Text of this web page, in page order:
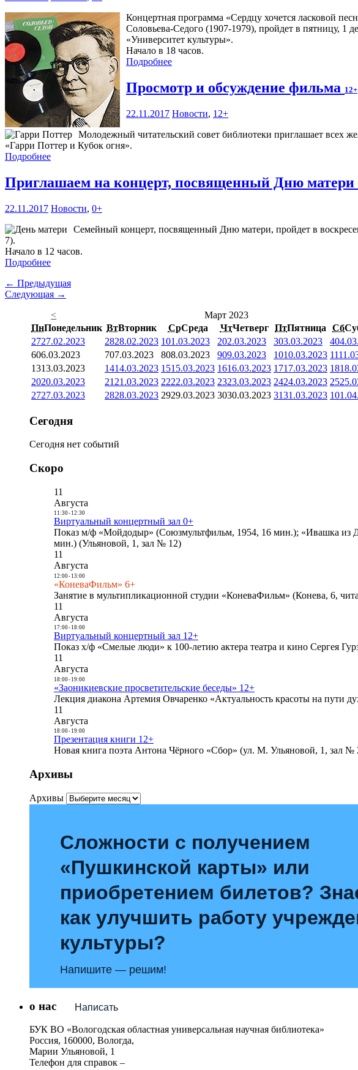
Концертная программа «Сердцу хочется ласковой
Соловьева-Седого (1907-1979), пройдет в пятницу, 1
«Университет культуры».
Начало в 18 часов.
Подробнее
Просмотр и обсуждение фильма 12+
22.11.2017 Новости, 12+
Молодежный читательский совет библиотеки приглашает
«Гарри Поттер и Кубок огня».
Подробнее
Приглашаем на концерт, посвященный Дню матери
22.11.2017 Новости, 0+
Семейный концерт, посвященный Дню матери, пройдет в
7).
Начало в 12 часов.
Подробнее
← Предыдущая
Следующая →
<
Март 2023
ПнПонедельник ВтВторник СрСреда ЧтЧетверг ПтПятница Сб
2727.02.2023 2828.02.2023 101.03.2023 202.03.2023 303.03.2023 4
606.03.2023 707.03.2023 808.03.2023 909.03.2023 1010.03.2023 11
1313.03.2023 1414.03.2023 1515.03.2023 1616.03.2023 1717.03.2023 18
2020.03.2023 21 21.03.2023 2222.03.2023 2323.03.2023 2424.03.2023 25
2727.03.2023 2828.03.2023 2929.03.2023 3030.03.2023 3131.03.2023 1
Сегодня
Сегодня нет событий
Скоро
11
Августа
11:30- 12:30
Виртуальный концертный зал 0+
Показ м/ф «Мойдодыр» (Союзмультфильм, 1954, 16 мин.); «Ивашка из
мин.) (Ульяновой, 1, зал № 12)
11
Августа
12:00- 13:00
«КоневаФильм» 6+
Занятие в мультипликационной студии «КоневаФильм» (Конева, 6,
11
Августа
17:00- 18:00
Виртуальный концертный зал 12+
Показ х/ф «Смелые люди» к 100-летию актера театра и кино Сергея
11
Августа
18:00- 19:00
«Заоникиевские просветительские беседы» 12+
Лекция диакона Артемия Овчаренко «Актуальность красоты на пути
11
Августа
18:00- 19:00
Презентация книги 12+
Новая книга поэта Антона Чёрного «Сбор» (ул. М. Ульяновой, 1, зал №
Архивы
Архивы
Сложности с получением
«Пушкинской карты» или
приобретением билетов?
как улучшить работу
культуры?
Напишите — решим!
Написать
о нас
БУК ВО «Вологодская областная универсальная научная библиотека»
Россия, 160000, Вологда,
Марии Ульяновой, 1
Телефон для справок –